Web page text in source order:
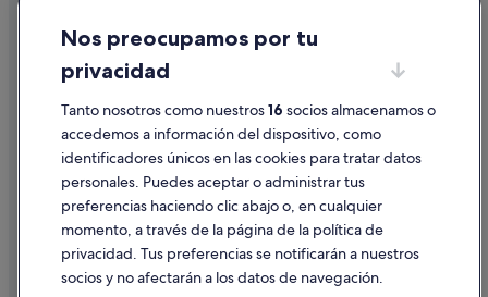
Hoteles de 3 estrellas en Sarria
Hoteles con piscina en Sarria
Nabas hoteles
Hoteles con bar en Samos
Campings de caravanas en Samos
Albergues en Biville
Sabenche hoteles
Hoteles en la playa en Sarria
Hoteles con bar en Sarria
Condiciones de uso
Información legal/contacto
Pautas sobre el contenido y cómo denunciar contenido
Ayuda
Cancelar un vuelo
Cancelar una reserva de hotel o de un alquiler vacacional
Nos preocupamos por tu
privacidad
Tanto nosotros como nuestros16 socios almacenamos o
accedemos a información del dispositivo, como
identificadores únicos en las cookies para tratar datos
personales. Puedes aceptar o administrar tus
preferencias haciendo clic abajo o, en cualquier
momento, a través de la página de la política de
privacidad. Tus preferencias se notificarán a nuestros
socios y no afectarán a los datos de navegación.